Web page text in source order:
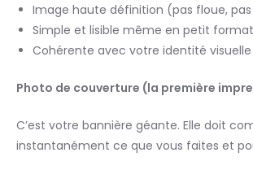
Image haute définition (pas floue, pas
Simple et lisible même en petit format
Cohérente avec votre identité
Photo de couverture (la première
C’est votre bannière géante. Elle doit
instantanément ce que vous faites et